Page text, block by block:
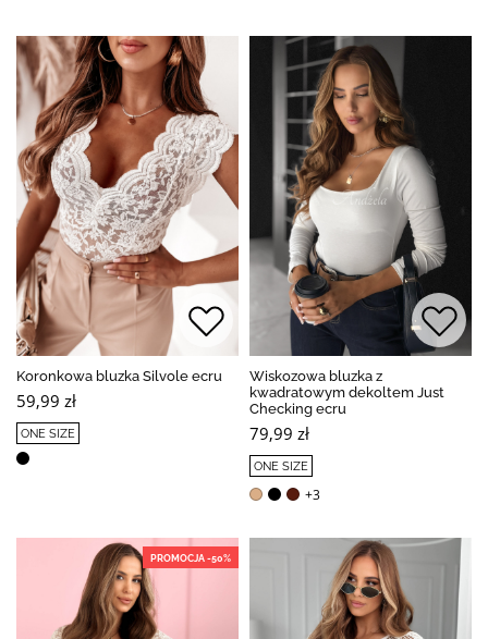
Koronkowa bluzka Silvole ecru
59,99 zł
ONE SIZE
Wiskozowa bluzka z
kwadratowym dekoltem Just
Checking ecru
79,99 zł
ONE SIZE
+3
PROMOCJA -50%